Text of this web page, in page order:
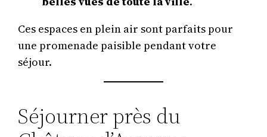
Ces espaces en plein air sont parfaits pour
une promenade paisible pendant votre
séjour.
Séjourner près du